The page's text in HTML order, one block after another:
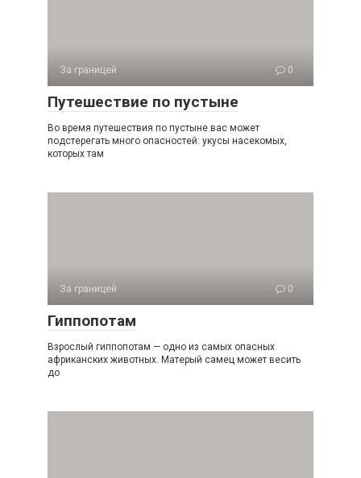
За границей 0
Путешествие по пустыне
Во время путешествия по пустыне вас может
подстерегать много опасностей: укусы насекомых,
которых там
За границей 0
Гиппопотам
Взрослый гиппопотам — одно из самых опасных
африканских животных. Матерый самец может весить
до